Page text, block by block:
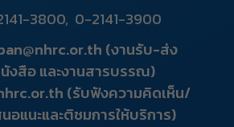
3800, 0-2141-3900
(งานรับ-ส่ง
งสือ และงานสารบรรณ)
(รับฟังความคิดเห็น/
อแนะและติชมการให้บริการ)